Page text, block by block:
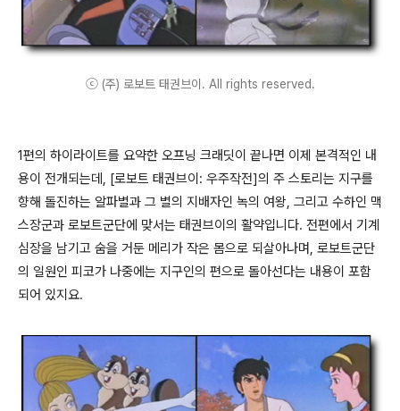
ⓒ (주) 로보트 태권브이. All rights reserved.
1편의 하이라이트를 요약한 오프닝 크래딧이 끝나면 이제 본격적인 내
용이 전개되는데, [로보트 태권브이: 우주작전]의 주 스토리는 지구를
향해 돌진하는 알파별과 그 별의 지배자인 녹의 여왕, 그리고 수하인 맥
스장군과 로보트군단에 맞서는 태권브이의 활약입니다. 전편에서 기계
심장을 남기고 숨을 거둔 메리가 작은 몸으로 되살아나며, 로보트군단
의 일원인 피코가 나중에는 지구인의 편으로 돌아선다는 내용이 포함
되어 있지요.